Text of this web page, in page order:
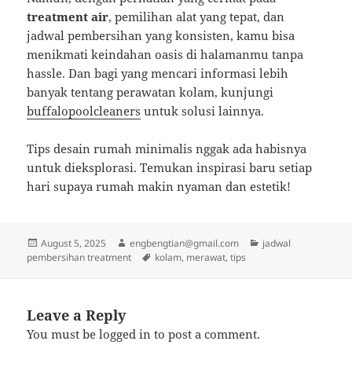
treatment air, pemilihan alat yang tepat, dan
jadwal pembersihan yang konsisten, kamu bisa
menikmati keindahan oasis di halamanmu tanpa
hassle. Dan bagi yang mencari informasi lebih
banyak tentang perawatan kolam, kunjungi
buffalopoolcleaners untuk solusi lainnya.
Tips desain rumah minimalis nggak ada habisnya
untuk dieksplorasi. Temukan inspirasi baru setiap
hari supaya rumah makin nyaman dan estetik!
Posted
on
August 5, 2025 Author
engbengtian@gmail.com Categories
jadwal
pembersihan treatment
Tags
kolam, merawat,tips
Leave a Reply
You must belogged in to post a comment.